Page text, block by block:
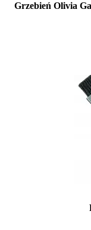
Grzebień Olivia